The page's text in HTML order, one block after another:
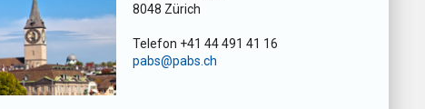
8048 Zürich
Telefon +41 44 491 41 16
pabs@pabs.ch